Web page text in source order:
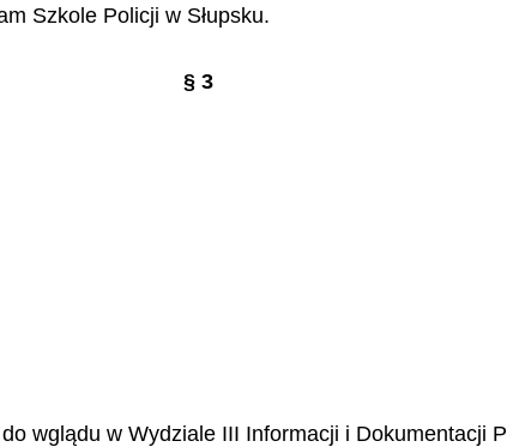
Szkole Policji w Słupsku.
§ 3
wglądu w Wydziale III Informacji i Dokumentacji